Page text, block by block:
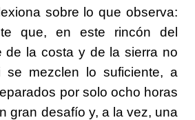
sobre lo que observa:
que, en este rincón del
de la costa y de la sierra no
se mezclen lo suficiente, a
por solo ocho horas
gran desafío y, a la vez, una